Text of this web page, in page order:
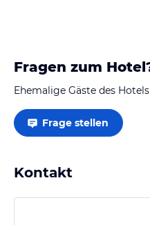
Fragen zum
Ehemalige Gäste des
Frage stellen
Kontakt